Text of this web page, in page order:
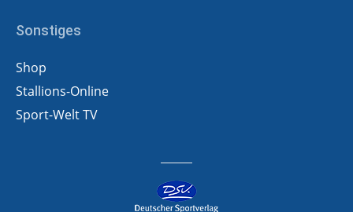
Sonstiges
Shop
Stallions-Online
Sport-Welt TV